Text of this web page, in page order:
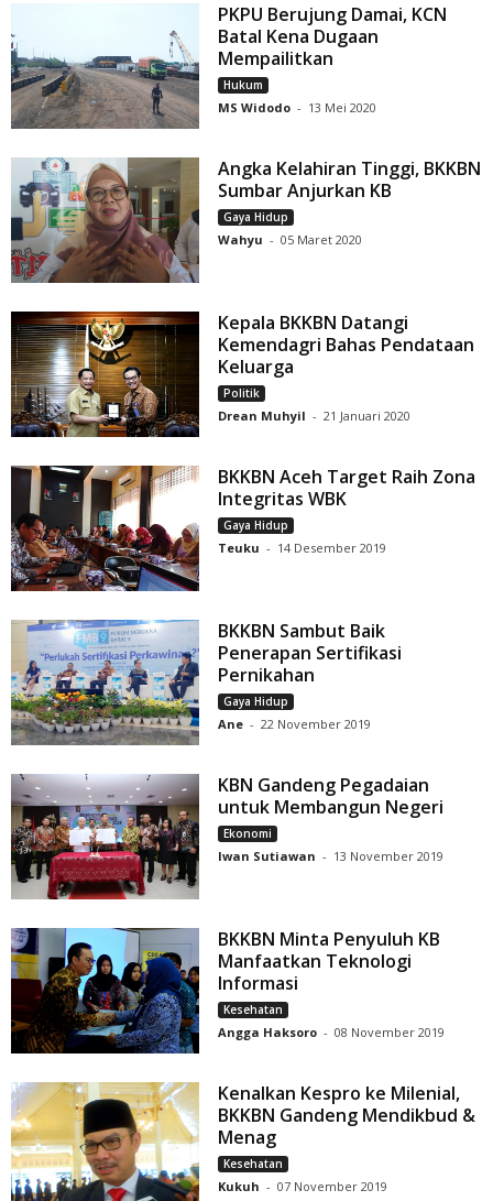
PKPU Berujung Damai, KCN
Batal Kena Dugaan
Mempailitkan
Hukum
MS Widodo - 13 Mei 2020
Angka Kelahiran Tinggi, BKKBN
Sumbar Anjurkan KB
Gaya Hidup
Wahyu - 05 Maret 2020
Kepala BKKBN Datangi
Kemendagri Bahas Pendataan
Keluarga
Politik
Drean Muhyil - 21 Januari 2020
BKKBN Aceh Target Raih Zona
Integritas WBK
Gaya Hidup
Teuku - 14 Desember 2019
BKKBN Sambut Baik
Penerapan Sertifikasi
Pernikahan
Gaya Hidup
Ane - 22 November 2019
KBN Gandeng Pegadaian
untuk Membangun Negeri
Ekonomi
Iwan Sutiawan - 13 November 2019
BKKBN Minta Penyuluh KB
Manfaatkan Teknologi
Informasi
Kesehatan
Angga Haksoro - 08 November 2019
Kenalkan Kespro ke Milenial,
BKKBN Gandeng Mendikbud &
Menag
Kesehatan
Kukuh - 07 November 2019